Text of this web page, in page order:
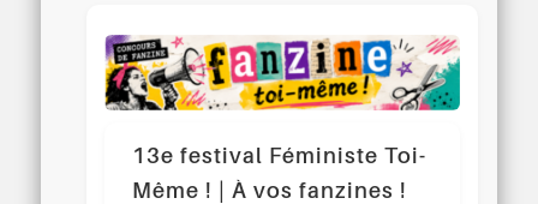
13e festival Féministe Toi-
Même ! | À vos fanzines !